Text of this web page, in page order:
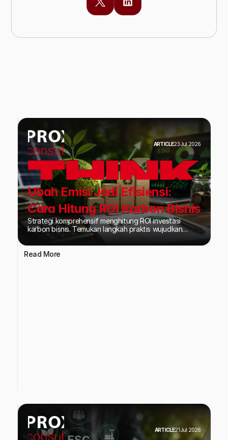
Baca Juga Insight lainnya
Ubah Emisi Jadi Efisiensi:
Cara Hitung ROI Karbon Bisnis
Strategi komprehensif menghitung ROI investasi
karbon bisnis. Temukan langkah praktis wujudkan
efisiensi energi dan tingkatkan daya saing ESG
perusahaan di pasar global.
ARTICLE23 Jul 2026
Read More
ARTICLE21 Jul 2026